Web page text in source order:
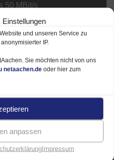
und unseren Service zu
IP.
Sie möchten nicht von uns
netaachen.de oder hier zum
anpassen
Impressum
50 MBit/s
dt. Festnetz
sparen
am besten zu Ihnen passt,
. Wir nehmen auch
Vertrages mit